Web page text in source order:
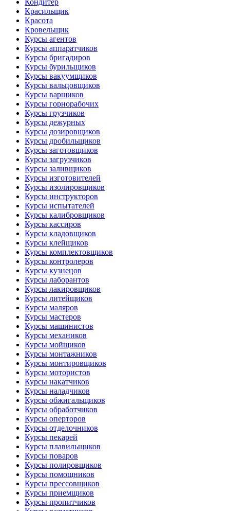
Кондитер
Красильщик
Красота
Кровельщик
Курсы агентов
Курсы аппаратчиков
Курсы бригадиров
Курсы бурильщиков
Курсы вакуумщиков
Курсы вальцовщиков
Курсы варщиков
Курсы горнорабочих
Курсы грузчиков
Курсы дежурных
Курсы дозировщиков
Курсы дробильщиков
Курсы заготовщиков
Курсы загрузчиков
Курсы заливщиков
Курсы изготовителей
Курсы изолировщиков
Курсы инструкторов
Курсы испытателей
Курсы калибровщиков
Курсы кассиров
Курсы кладовщиков
Курсы клейщиков
Курсы комплектовщиков
Курсы контролеров
Курсы кузнецов
Курсы лаборантов
Курсы лакировщиков
Курсы литейщиков
Курсы маляров
Курсы мастеров
Курсы машинистов
Курсы механиков
Курсы мойщиков
Курсы монтажников
Курсы монтировщиков
Курсы мотористов
Курсы накатчиков
Курсы наладчиков
Курсы обжигальщиков
Курсы обработчиков
Курсы оперторов
Курсы отделочников
Курсы пекарей
Курсы плавильщиков
Курсы поваров
Курсы полировщиков
Курсы помощников
Курсы прессовщиков
Курсы приемщиков
Курсы пропитчиков